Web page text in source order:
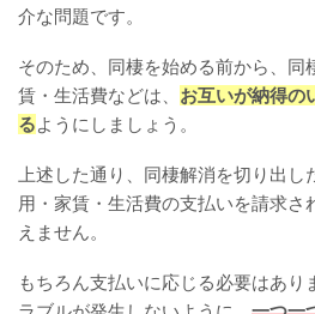
介な問題です。
そのため、同棲を始める前から、同
賃・生活費などは、 お互いが納得の
るようにしましょう。
上述した通り、同棲解消を切り出
用・家賃・生活費の支払いを請求さ
えません。
もちろん支払いに応じる必要はあり